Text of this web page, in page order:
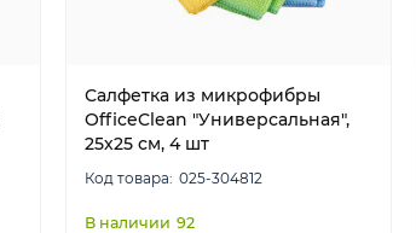
Салфетка из микрофибры
OfficeClean "Универсальная",
25х25 см, 4 шт
025-304812
92